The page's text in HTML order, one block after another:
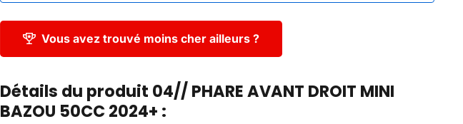
Vous avez trouvé moins cher ailleurs ?
Détails du produit 04// PHARE AVANT DROIT MINI
BAZOU 50CC 2024+ :